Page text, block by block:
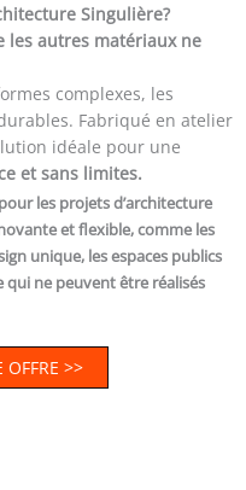
Singulière?
les autres matériaux ne
complexes, les
Fabriqué en atelier
idéale pour une
et sans limites.
les projets d’architecture
et flexible, comme les
unique, les espaces publics
qui ne peuvent être réalisés
>>